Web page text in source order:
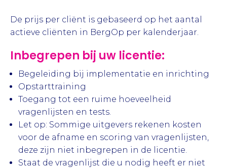
De prijs per cliënt is gebaseerd op het aantal
actieve cliënten in BergOp per kalenderjaar.
Inbegrepen bij uw licentie:
Begeleiding bij implementatie en inrichting
Opstarttraining
Toegang tot een ruime hoeveelheid
vragenlijsten en tests.
Let op: Sommige uitgevers rekenen kosten
voor de afname en scoring van vragenlijsten,
deze zijn niet inbegrepen in de licentie.
Staat de vragenlijst die u nodig heeft er niet